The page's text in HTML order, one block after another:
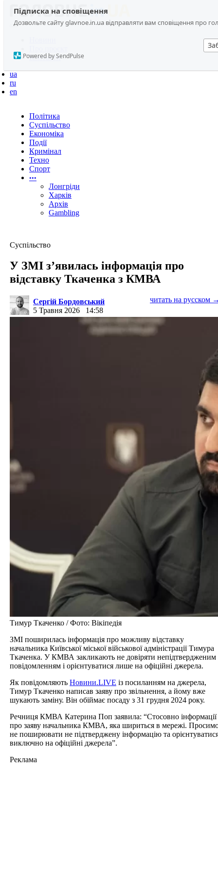
Підписка на сповіщення
Дозвольте сайту glavnoe.in.ua відправляти вам сповіщення про
Powered by SendPulse
Контакти
ua
ru
en
Політика
Суспільство
Економіка
Події
Кримінал
Техно
Спорт
•••
Лонгріди
Харків
Архів
Gambling
Суспільство
У ЗМІ з’явилась інформація про
відставку Ткаченка з КМВА
Сергій Бордовський
5 Травня 2026
14:58
читать на русском
Тимур Ткаченко / Фото: Вікіпедія
ЗМІ поширилась інформація про можливу відставку
начальника Київської міської військової адміністрації Тимура
Ткаченка. У КМВА закликають не довіряти непідтвердженим
повідомленням і орієнтуватися лише на офіційні джерела.
Як повідомляють Новини.LIVE із посиланням на джерела,
Тимур Ткаченко написав заяву про звільнення, а йому вже
шукають заміну. Він обіймає посаду з 31 грудня 2024 року.
Речниця КМВА Катерина Поп заявила: “Стосовно інформації
про заяву начальника КМВА, яка шириться в мережі.
не поширювати не підтверджену інформацію та
виключно на офіційні джерела”.
Реклама